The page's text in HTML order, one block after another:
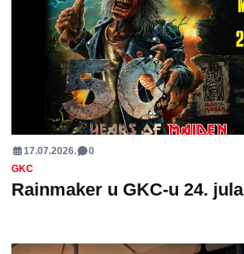
17.07.2026.
0
GKC
Rainmaker u GKC-u 24. jula